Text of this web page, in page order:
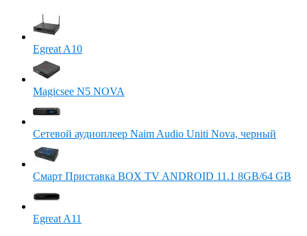
Egreat A10
Magicsee N5 NOVA
Сетевой аудиоплеер Naim Audio Uniti Nova, черный
Смарт Приставка BOX TV ANDROID 11.1 8GB/64 GB
Egreat A11